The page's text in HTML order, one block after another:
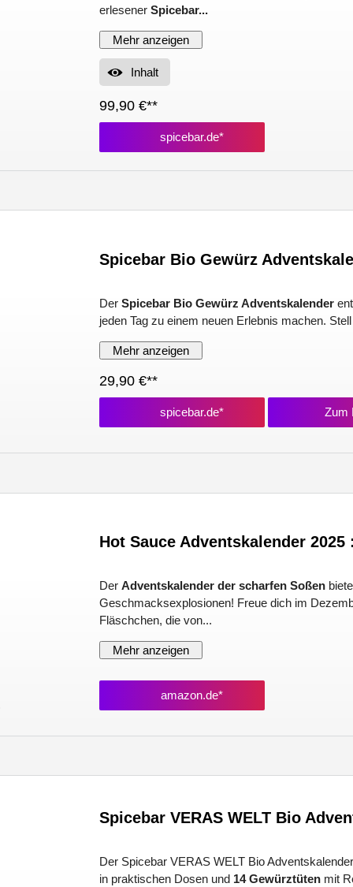
erlesenerSpicebar...
Mehr anzeigen
Inhalt
99,90 €**
spicebar.de*
Spicebar Bio Gewürz
DerSpicebar Bio Gewürz Adventskalender
jeden Tag zu einem neuen Erlebnis machen.
Mehr anzeigen
29,90 €**
spicebar.de* Zum
Hot Sauce Adventskalender
DerAdventskalender der scharfen Soßen
Geschmacksexplosionen! Freue dich im
Fläschchen, die von...
Mehr anzeigen
amazon.de*
Spicebar VERAS WELT Bio
Der Spicebar VERAS WELT Bio
in praktischen Dosen und 14 Gewürztüten mit